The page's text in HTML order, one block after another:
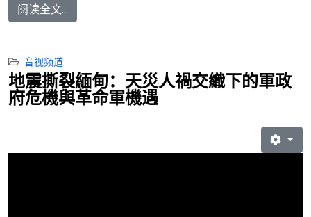
阅读全文...
音视频道
地震撕裂緬甸：天災人禍交織下的軍政
府危機與革命軍機遇